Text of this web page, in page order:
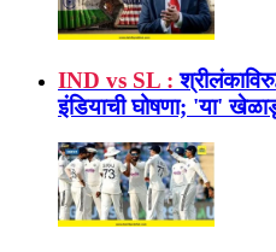
IND vs SL :
इंडियाची घोषणा; 'या'